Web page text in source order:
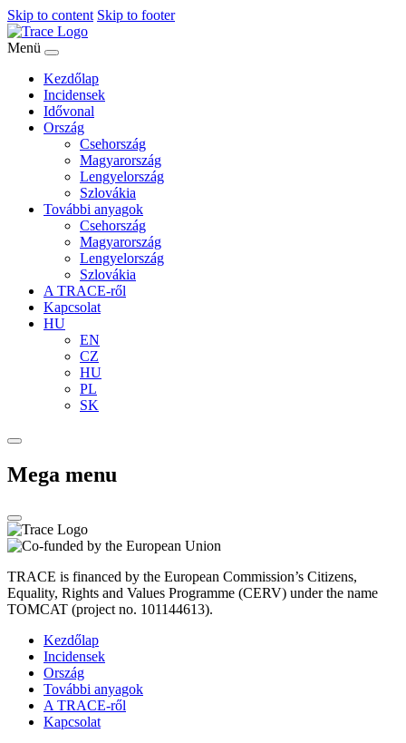
Skip to content Skip to footer
Menü
Kezdőlap
Incidensek
Idővonal
Ország
Csehország
Magyarország
Lengyelország
Szlovákia
További anyagok
Csehország
Magyarország
Lengyelország
Szlovákia
A TRACE-ről
Kapcsolat
HU
EN
CZ
HU
PL
SK
Mega menu
TRACE is financed by the European Commission’s Citizens,
Equality, Rights and Values Programme (CERV) under the name
TOMCAT (project no. 101144613).
Kezdőlap
Incidensek
Ország
További anyagok
A TRACE-ről
Kapcsolat